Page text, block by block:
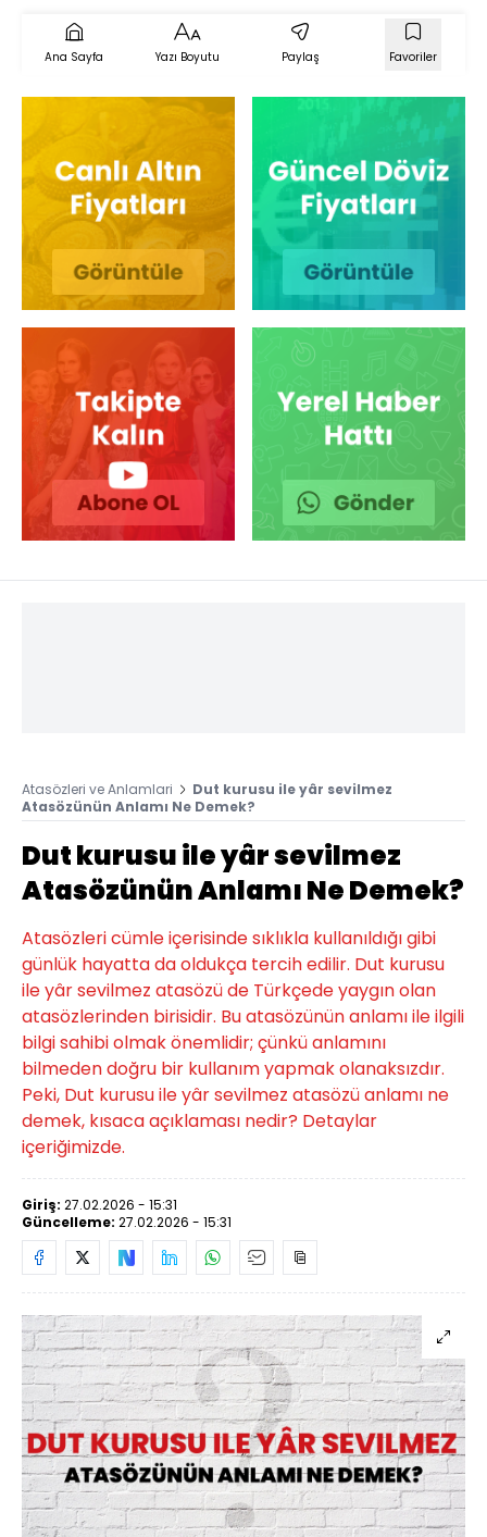
Ana Sayfa Yazı Boyutu Paylaş Favoriler
Atasözleri ve Anlamlari
Dut kurusu ile yâr sevilmez
Atasözünün Anlamı Ne Demek?
Dut kurusu ile yâr sevilmez
Atasözünün Anlamı Ne Demek?
Atasözleri cümle içerisinde sıklıkla kullanıldığı gibi
günlük hayatta da oldukça tercih edilir. Dut kurusu
ile yâr sevilmez atasözü de Türkçede yaygın olan
atasözlerinden birisidir. Bu atasözünün anlamı ile ilgili
bilgi sahibi olmak önemlidir; çünkü anlamını
bilmeden doğru bir kullanım yapmak olanaksızdır.
Peki, Dut kurusu ile yâr sevilmez atasözü anlamı ne
demek, kısaca açıklaması nedir? Detaylar
içeriğimizde.
Giriş: 27.02.2026 - 15:31
Güncelleme: 27.02.2026 - 15:31